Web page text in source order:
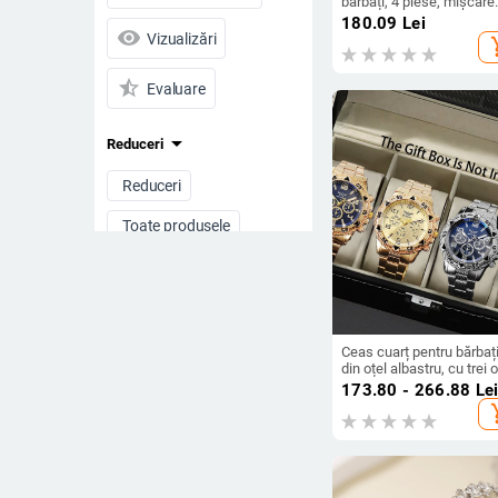
visibility Vizualizări
star_half Evaluare
Reduceri arrow_drop_down
Reduceri
Toate produsele
cuarț, carcasă din aliaj,
sticlă minerală,
180.09 Lei
Ceas cuarț pentru
din oțel albastru, cu trei
în stoc, cu explozii en-
comerț exterior nou 2024
173.80 - 266.88 Lei